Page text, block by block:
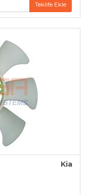
Teklife Ekle
Kia